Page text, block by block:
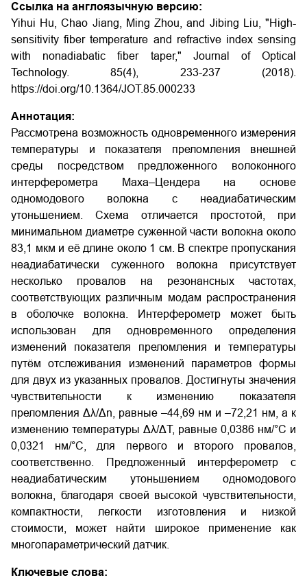
Ссылка на англоязычную версию:
Yihui Hu, Chao Jiang, Ming Zhou, and Jibing Liu, "High-
sensitivity fiber temperature and refractive index sensing
with nonadiabatic fiber taper," Journal of Optical
Technology. 85(4), 233-237 (2018).
https://doi.org/10.1364/JOT.85.000233
Аннотация:
Рассмотрена возможность одновременного измерения
температуры и показателя преломления внешней
среды посредством предложенного волоконного
интерферометра Маха–Цендера на основе
одномодового волокна с неадиабатическим
утоньшением. Схема отличается простотой, при
минимальном диаметре суженной части волокна около
83,1 мкм и её длине около 1 см. В спектре пропускания
неадиабатически суженного волокна присутствует
несколько провалов на резонансных частотах,
соответствующих различным модам распространения
в оболочке волокна. Интерферометр может быть
использован для одновременного определения
изменений показателя преломления и температуры
путём отслеживания изменений параметров формы
для двух из указанных провалов. Достигнуты значения
чувствительности к изменению показателя
преломления Δλ/Δn, равные –44,69 нм и –72,21 нм, а к
изменению температуры Δλ/ΔT, равные 0,0386 нм/°C и
0,0321 нм/°C, для первого и второго провалов,
соответственно. Предложенный интерферометр с
неадиабатическим утоньшением одномодового
волокна, благодаря своей высокой чувствительности,
компактности, легкости изготовления и низкой
стоимости, может найти широкое применение как
многопараметрический датчик.
Ключевые слова: